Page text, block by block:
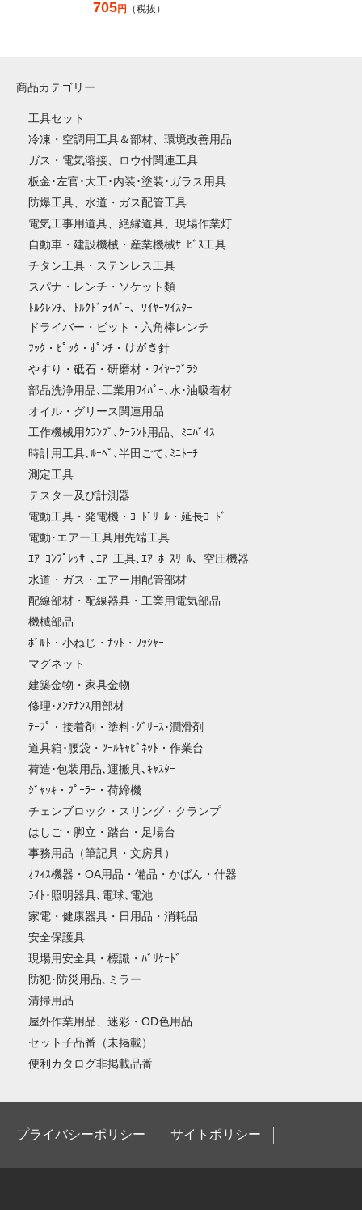
705円 （税抜）
商品カテゴリー
工具セット
冷凍・空調用工具＆部材、環境改善用品
ガス・電気溶接、ロウ付関連工具
板金･左官･大工･内装･塗装･ガラス用具
防爆工具、水道・ガス配管工具
電気工事用道具、絶縁道具、現場作業灯
自動車・建設機械・産業機械ｻｰﾋﾞｽ工具
チタン工具・ステンレス工具
スパナ・レンチ・ソケット類
ﾄﾙｸﾚﾝﾁ、ﾄﾙｸﾄﾞﾗｲﾊﾞｰ、ﾜｲﾔｰﾂｲｽﾀｰ
ドライバー・ビット・六角棒レンチ
ﾌｯｸ・ﾋﾟｯｸ・ﾎﾟﾝﾁ・けがき針
やすり・砥石・研磨材・ﾜｲﾔｰﾌﾞﾗｼ
部品洗浄用品､工業用ﾜｲﾊﾟｰ､水･油吸着材
オイル・グリース関連用品
工作機械用ｸﾗﾝﾌﾟ､ｸｰﾗﾝﾄ用品、ﾐﾆﾊﾞｲｽ
時計用工具､ﾙｰﾍﾟ､半田ごて､ﾐﾆﾄｰﾁ
測定工具
テスター及び計測器
電動工具・発電機・ｺｰﾄﾞﾘｰﾙ・延長ｺｰﾄﾞ
電動･エアー工具用先端工具
ｴｱｰｺﾝﾌﾟﾚｯｻｰ､ｴｱｰ工具､ｴｱｰﾎｰｽﾘｰﾙ、空圧機器
水道・ガス・エアー用配管部材
配線部材・配線器具・工業用電気部品
機械部品
ﾎﾞﾙﾄ・小ねじ・ﾅｯﾄ・ﾜｯｼｬｰ
マグネット
建築金物・家具金物
修理･ﾒﾝﾃﾅﾝｽ用部材
ﾃｰﾌﾟ・接着剤・塗料･ｸﾞﾘｰｽ･潤滑剤
道具箱･腰袋・ﾂｰﾙｷｬﾋﾞﾈｯﾄ・作業台
荷造･包装用品､運搬具､ｷｬｽﾀｰ
ｼﾞｬｯｷ・ﾌﾟｰﾗｰ・荷締機
チェンブロック・スリング・クランプ
はしご・脚立・踏台・足場台
事務用品（筆記具・文房具）
ｵﾌｨｽ機器・OA用品・備品・かばん・什器
ﾗｲﾄ･照明器具､電球､電池
家電・健康器具・日用品・消耗品
安全保護具
現場用安全具・標識・ﾊﾞﾘｹｰﾄﾞ
防犯･防災用品､ミラー
清掃用品
屋外作業用品、迷彩・OD色用品
セット子品番（未掲載）
便利カタログ非掲載品番
プライバシーポリシー サイトポリシー